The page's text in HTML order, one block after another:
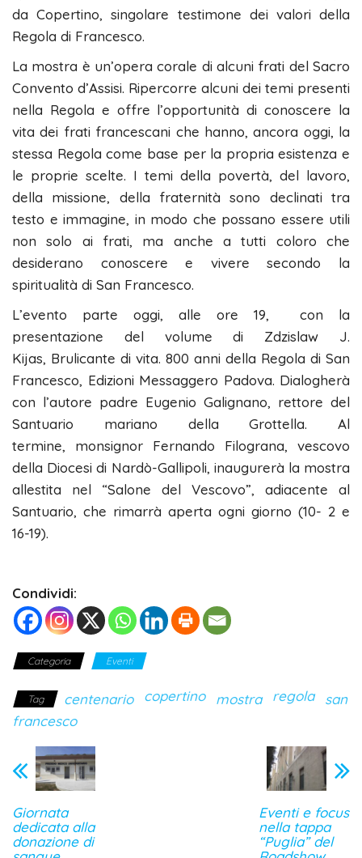
da Copertino, singolare testimone dei valori della
Regola di Francesco.
La mostra è un’opera corale di alcuni frati del Sacro
Convento d’Assisi. Ripercorre alcuni dei temi presenti
nella Regola e offre l’opportunità di conoscere la
vita dei frati francescani che hanno, ancora oggi, la
stessa Regola come base per la propria esistenza e
le proprie scelte. I temi della povertà, del lavoro,
della missione, della fraternità sono declinati tra
testo e immagine, in modo che possano essere utili
non solo ai frati, ma anche a tutti coloro che
desiderano conoscere e vivere secondo la
spiritualità di San Francesco.
L’evento parte oggi, alle ore 19, con la
presentazione del volume di Zdzislaw J.
Kijas, Brulicante di vita. 800 anni della Regola di San
Francesco, Edizioni Messaggero Padova. Dialogherà
con l’autore padre Eugenio Galignano, rettore del
Santuario mariano della Grottella. Al
termine, monsignor Fernando Filograna, vescovo
della Diocesi di Nardò-Gallipoli, inaugurerà la mostra
allestita nel “Salone del Vescovo”, adiacente al
Santuario, che rimarrà aperta ogni giorno (10- 2 e
16-19).
Condividi:
Categoria Eventi
Tag centenario copertino mostra regola
san
francesco
Giornata
dedicata alla
donazione di
Eventi e focus
nella tappa
“Puglia” del